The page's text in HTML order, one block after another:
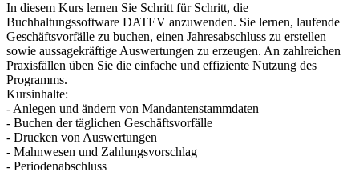
In diesem Kurs lernen Sie Schritt für Schritt, die
Buchhaltungssoftware DATEV anzuwenden. Sie lernen, laufende
Geschäftsvorfälle zu buchen, einen Jahresabschluss zu erstellen
sowie aussagekräftige Auswertungen zu erzeugen. An zahlreichen
Praxisfällen üben Sie die einfache und effiziente Nutzung des
Programms.
Kursinhalte:
- Anlegen und ändern von Mandantenstammdaten
- Buchen der täglichen Geschäftsvorfälle
- Drucken von Auswertungen
- Mahnwesen und Zahlungsvorschlag
- Periodenabschluss